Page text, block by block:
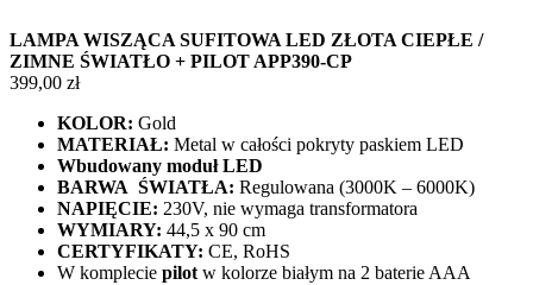
LAMPA WISZĄCA SUFITOWA LED ZŁOTA CIEPŁE /
ZIMNE ŚWIATŁO + PILOT APP390-CP
399,00 zł
KOLOR: Gold
MATERIAŁ: Metal w całości pokryty paskiem LED
Wbudowany moduł LED
BARWA ŚWIATŁA: Regulowana (3000K – 6000K)
NAPIĘCIE: 230V, nie wymaga transformatora
WYMIARY: 44,5 x 90 cm
CERTYFIKATY: CE, RoHS
W komplecie pilot w kolorze białym na 2 baterie AAA